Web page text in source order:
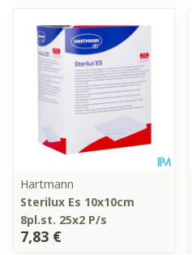
Hartmann
Sterilux Es 10x10cm
8pl.st. 25x2 P/s
7,83 €